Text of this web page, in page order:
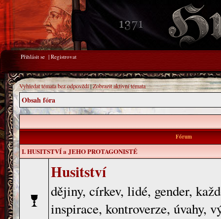
Přihlásit se | Registrovat
Vyhledat témata bez odpovědí|Zobrazit aktivní témata
Obsah fóra
Fórum
I. HUSITSTVÍ a JEHO PROTAGONISTÉ
Husitství
dějiny, církev, lidé, gender,
inspirace, kontroverze, úvahy,